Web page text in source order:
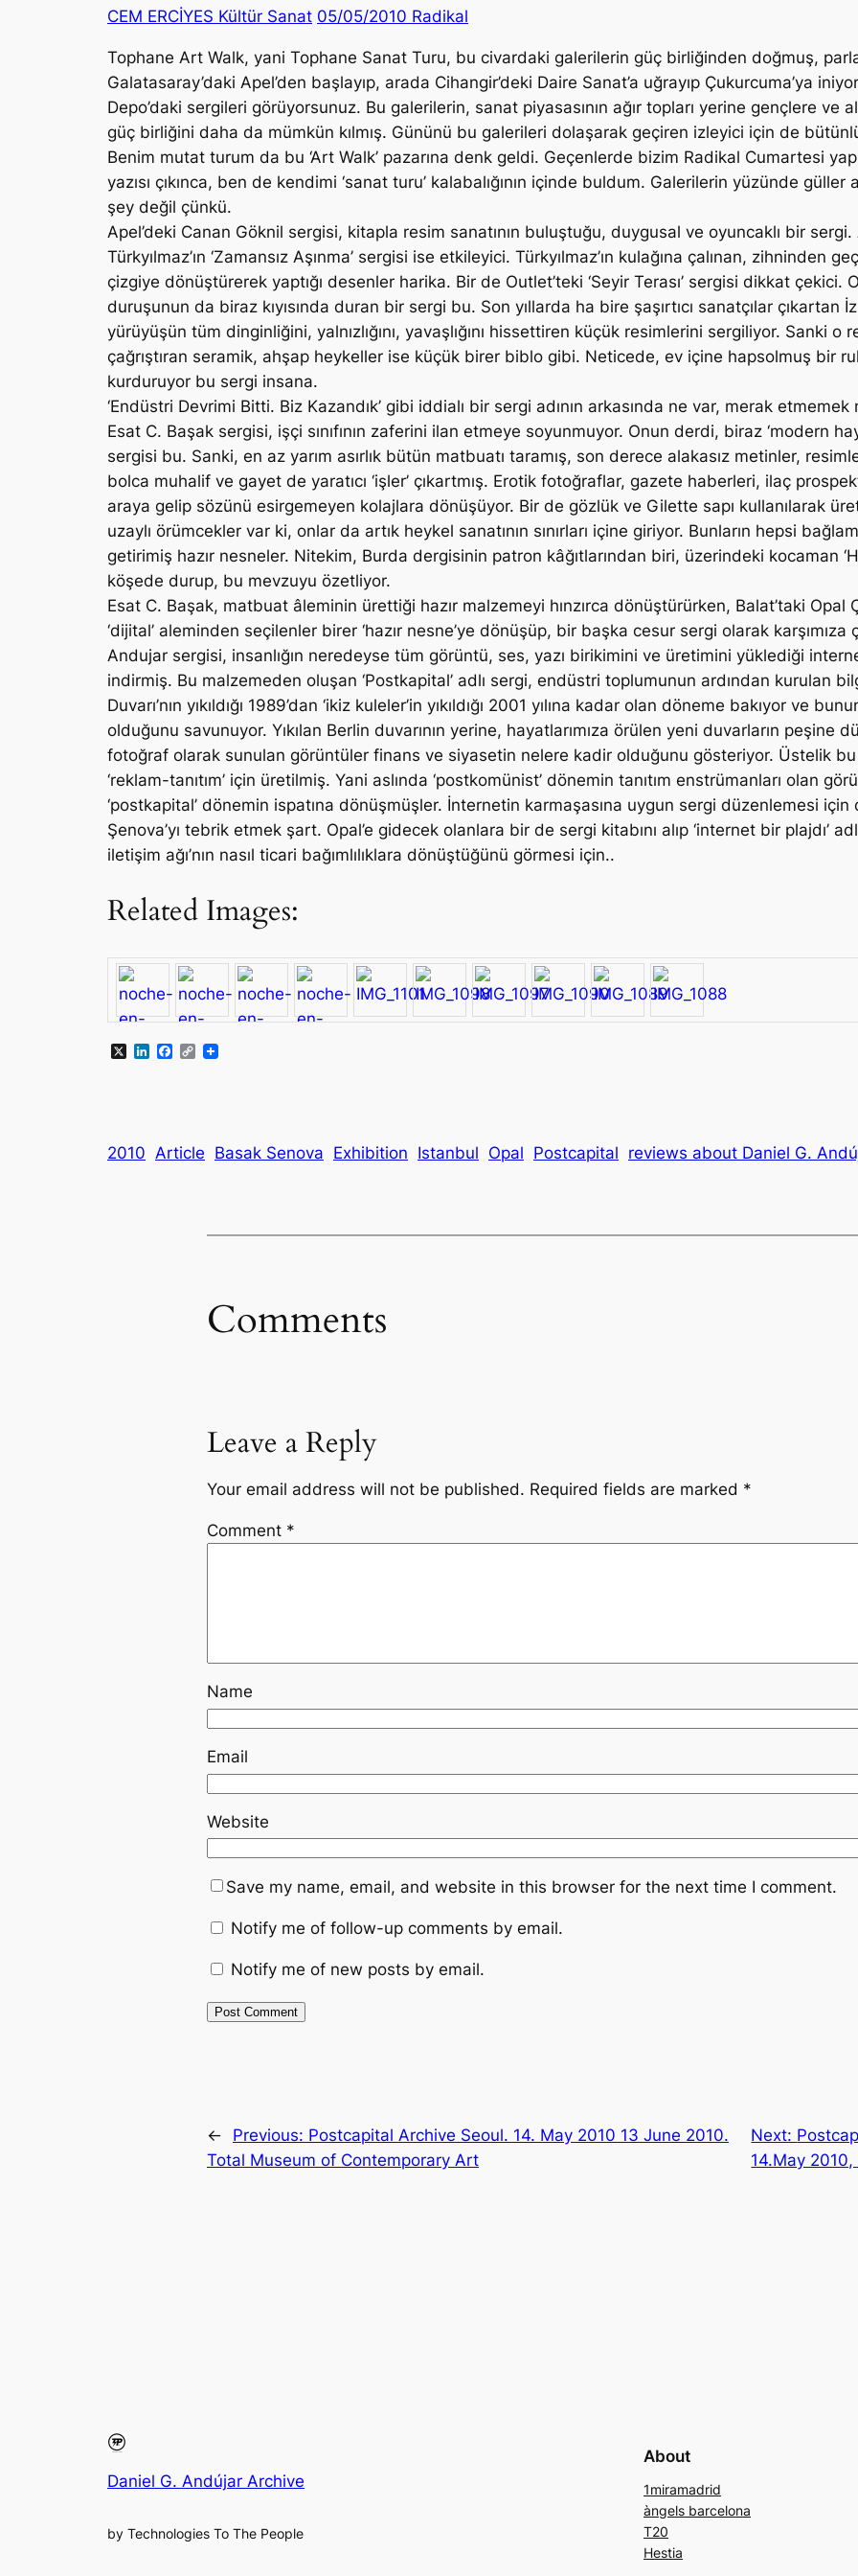
CEM ERCİYES Kültür Sanat 05/05/2010 Radikal
Tophane Art Walk, yani Tophane Sanat Turu, bu civardaki galerilerin güç birliğinden doğmuş,
Galatasaray’daki Apel’den başlayıp, arada Cihangir’deki Daire Sanat’a uğrayıp Çukurcuma’ya
Depo’daki sergileri görüyorsunuz. Bu galerilerin, sanat piyasasının ağır topları yerine gençlere ve
güç birliğini daha da mümkün kılmış. Gününü bu galerileri dolaşarak geçiren izleyici için de
Benim mutat turum da bu ‘Art Walk’ pazarına denk geldi. Geçenlerde bizim Radikal Cumartesi
yazısı çıkınca, ben de kendimi ‘sanat turu’ kalabalığının içinde buldum. Galerilerin yüzünde
şey değil çünkü.
Apel’deki Canan Göknil sergisi, kitapla resim sanatının buluştuğu, duygusal ve oyuncaklı bir
Türkyılmaz’ın ‘Zamansız Aşınma’ sergisi ise etkileyici. Türkyılmaz’ın kulağına çalınan, zihninden
çizgiye dönüştürerek yaptığı desenler harika. Bir de Outlet’teki ‘Seyir Terası’ sergisi dikkat çekici.
duruşunun da biraz kıyısında duran bir sergi bu. Son yıllarda ha bire şaşırtıcı sanatçılar çıkartan
yürüyüşün tüm dinginliğini, yalnızlığını, yavaşlığını hissettiren küçük resimlerini sergiliyor. Sanki
çağrıştıran seramik, ahşap heykeller ise küçük birer biblo gibi. Neticede, ev içine hapsolmuş bir
kurduruyor bu sergi insana.
‘Endüstri Devrimi Bitti. Biz Kazandık’ gibi iddialı bir sergi adının arkasında ne var, merak
Esat C. Başak sergisi, işçi sınıfının zaferini ilan etmeye soyunmuyor. Onun derdi, biraz ‘modern
sergisi bu. Sanki, en az yarım asırlık bütün matbuatı taramış, son derece alakasız metinler,
bolca muhalif ve gayet de yaratıcı ‘işler’ çıkartmış. Erotik fotoğraflar, gazete haberleri, ilaç
araya gelip sözünü esirgemeyen kolajlara dönüşüyor. Bir de gözlük ve Gilette sapı kullanılarak
uzaylı örümcekler var ki, onlar da artık heykel sanatının sınırları içine giriyor. Bunların hepsi
getirimiş hazır nesneler. Nitekim, Burda dergisinin patron kâğıtlarından biri, üzerindeki kocaman
köşede durup, bu mevzuyu özetliyor.
Esat C. Başak, matbuat âleminin ürettiği hazır malzemeyi hınzırca dönüştürürken, Balat’taki Opal
‘dijital’ aleminden seçilenler birer ‘hazır nesne’ye dönüşüp, bir başka cesur sergi olarak karşımıza
Andujar sergisi, insanlığın neredeyse tüm görüntü, ses, yazı birikimini ve üretimini yüklediği
indirmiş. Bu malzemeden oluşan ‘Postkapital’ adlı sergi, endüstri toplumunun ardından kurulan
Duvarı’nın yıkıldığı 1989’dan ‘ikiz kuleler’in yıkıldığı 2001 yılına kadar olan döneme bakıyor ve
olduğunu savunuyor. Yıkılan Berlin duvarının yerine, hayatlarımıza örülen yeni duvarların peşine
fotoğraf olarak sunulan görüntüler finans ve siyasetin nelere kadir olduğunu gösteriyor. Üstelik bu
‘reklam-tanıtım’ için üretilmiş. Yani aslında ‘postkomünist’ dönemin tanıtım enstrümanları olan
‘postkapital’ dönemin ispatına dönüşmüşler. İnternetin karmaşasına uygun sergi düzenlemesi için
Şenova’yı tebrik etmek şart. Opal’e gidecek olanlara bir de sergi kitabını alıp ‘internet bir plajdı’
iletişim ağı’nın nasıl ticari bağımlılıklara dönüştüğünü görmesi için..
Related Images:
X LinkedInFacebook
Copy
2010 Article Basak Senova Exhibition Istanbul Opal Postcapital reviews about Daniel G.
Comments
Leave a Reply
Your email address will not be published. Required fields are marked *
Comment *
Name
Email
Website
Save my name, email, and website in this browser for the next time I comment.
Notify me of follow-up comments by email.
Notify me of new posts by email.
← Previous: Postcapital Archive Seoul. 14. May 2010 13 June 2010.
Total Museum of Contemporary Art
Next:
14.May
Daniel G. Andújar Archive
by Technologies To The People
About
1miramadrid
àngels barcelona
T20
Hestia